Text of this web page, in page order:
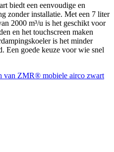
biedt een eenvoudige en
zonder installatie. Met een 7 liter
2000 m³/u is het geschikt voor
en het touchscreen maken
is het minder
Een goede keuze voor wie snel
van ZMR® mobiele airco zwart